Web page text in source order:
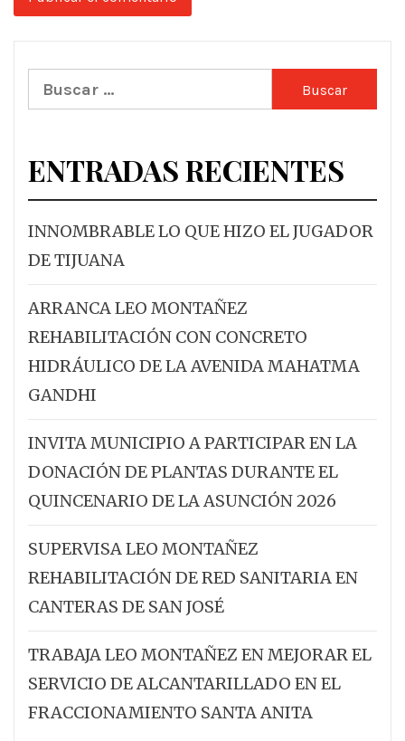
Buscar:
ENTRADAS RECIENTES
INNOMBRABLE LO QUE HIZO EL JUGADOR
DE TIJUANA
ARRANCA LEO MONTAÑEZ
REHABILITACIÓN CON CONCRETO
HIDRÁULICO DE LA AVENIDA MAHATMA
GANDHI
INVITA MUNICIPIO A PARTICIPAR EN LA
DONACIÓN DE PLANTAS DURANTE EL
QUINCENARIO DE LA ASUNCIÓN 2026
SUPERVISA LEO MONTAÑEZ
REHABILITACIÓN DE RED SANITARIA EN
CANTERAS DE SAN JOSÉ
TRABAJA LEO MONTAÑEZ EN MEJORAR EL
SERVICIO DE ALCANTARILLADO EN EL
FRACCIONAMIENTO SANTA ANITA